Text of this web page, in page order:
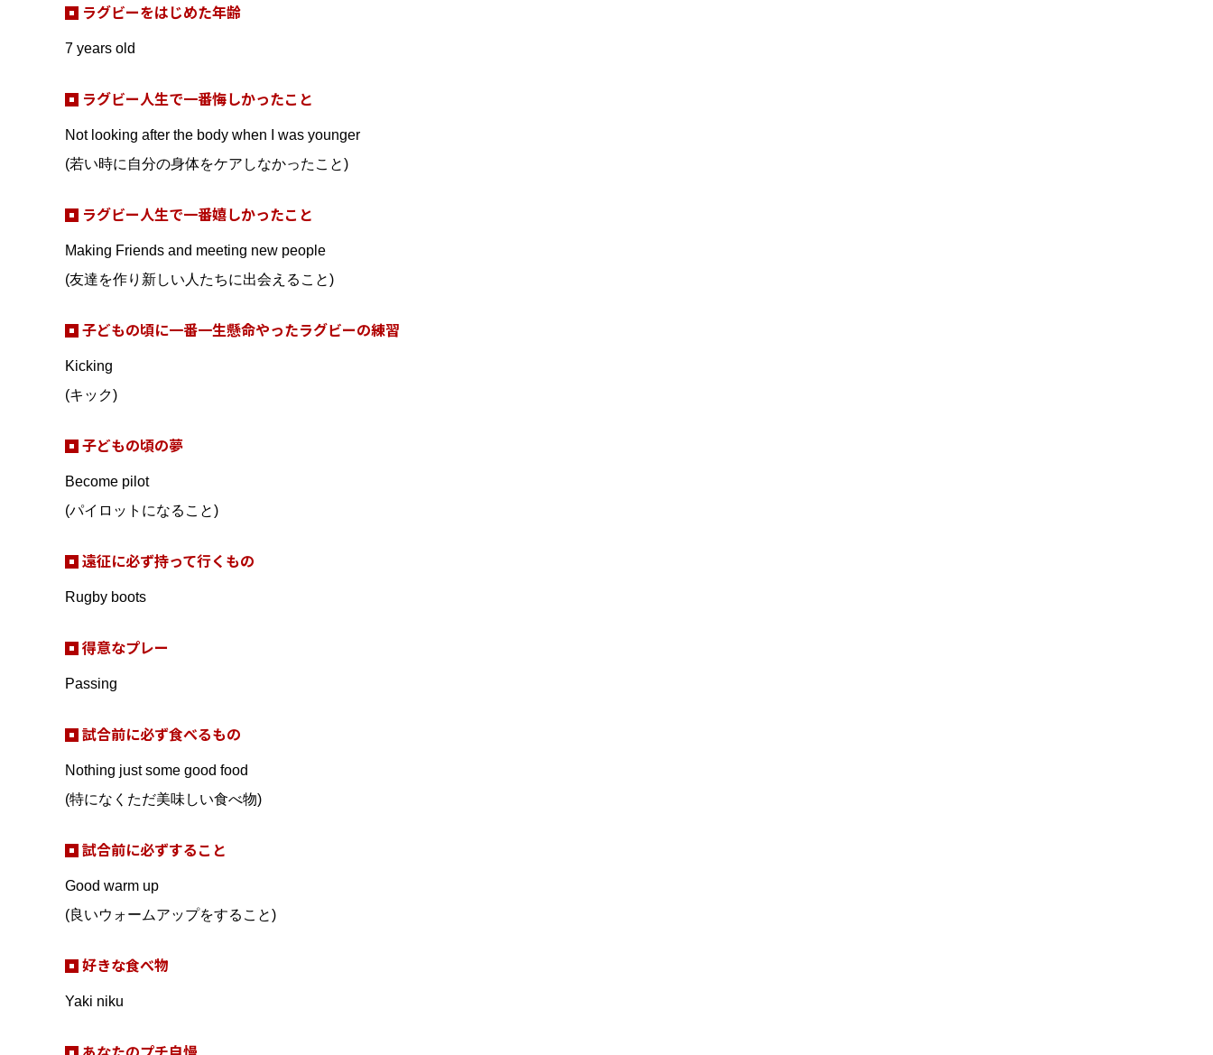
ラグビーをはじめた年齢
7 years old
ラグビー人生で一番悔しかったこと
Not looking after the body when I was younger
(若い時に自分の身体をケアしなかったこと)
ラグビー人生で一番嬉しかったこと
Making Friends and meeting new people
(友達を作り新しい人たちに出会えること)
子どもの頃に一番一生懸命やったラグビーの練習
Kicking
(キック)
子どもの頃の夢
Become pilot
(パイロットになること)
遠征に必ず持って行くもの
Rugby boots
得意なプレー
Passing
試合前に必ず食べるもの
Nothing just some good food
(特になくただ美味しい食べ物)
試合前に必ずすること
Good warm up
(良いウォームアップをすること)
好きな食べ物
Yaki niku